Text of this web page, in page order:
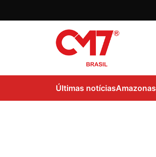
Últimas notíciasAmazonas